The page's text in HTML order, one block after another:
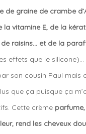
de graine de crambe
la vitamine E, de la
de raisins… et de la
effets que le
son cousin Paul mais
que ça puisque ça
Cette crème
rend les cheveux